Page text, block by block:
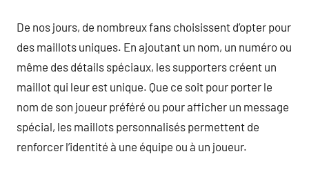
De nos jours, de nombreux fans choisissent d’opter pour
des maillots uniques. En ajoutant un nom, un numéro ou
même des détails spéciaux, les supporters créent un
maillot qui leur est unique. Que ce soit pour porter le
nom de son joueur préféré ou pour afficher un message
spécial, les maillots personnalisés permettent de
renforcer l’identité à une équipe ou à un joueur.